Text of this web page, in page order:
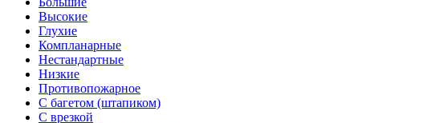
Высокие
Глухие
Компланарные
Нестандартные
Низкие
Противопожарное
С багетом (штапиком)
С врезкой